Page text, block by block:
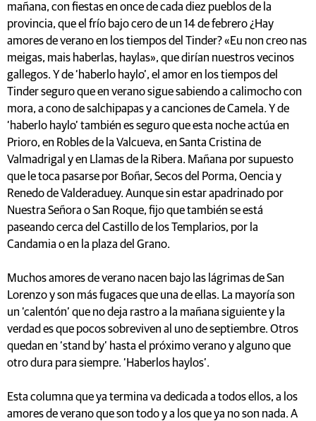
mañana, con fiestas en once de cada diez pueblos de la
provincia, que el frío bajo cero de un 14 de febrero ¿Hay
amores de verano en los tiempos del Tinder? «Eu non creo nas
meigas, mais haberlas, haylas», que dirían nuestros vecinos
gallegos. Y de ‘haberlo haylo’, el amor en los tiempos del
Tinder seguro que en verano sigue sabiendo a calimocho con
mora, a cono de salchipapas y a canciones de Camela. Y de
‘haberlo haylo’ también es seguro que esta noche actúa en
Prioro, en Robles de la Valcueva, en Santa Cristina de
Valmadrigal y en Llamas de la Ribera. Mañana por supuesto
que le toca pasarse por Boñar, Secos del Porma, Oencia y
Renedo de Valderaduey. Aunque sin estar apadrinado por
Nuestra Señora o San Roque, fijo que también se está
paseando cerca del Castillo de los Templarios, por la
Candamia o en la plaza del Grano.
Muchos amores de verano nacen bajo las lágrimas de San
Lorenzo y son más fugaces que una de ellas. La mayoría son
un ‘calentón’ que no deja rastro a la mañana siguiente y la
verdad es que pocos sobreviven al uno de septiembre. Otros
quedan en ‘stand by’ hasta el próximo verano y alguno que
otro dura para siempre. ‘Haberlos haylos’.
Esta columna que ya termina va dedicada a todos ellos, a los
amores de verano que son todo y a los que ya no son nada. A